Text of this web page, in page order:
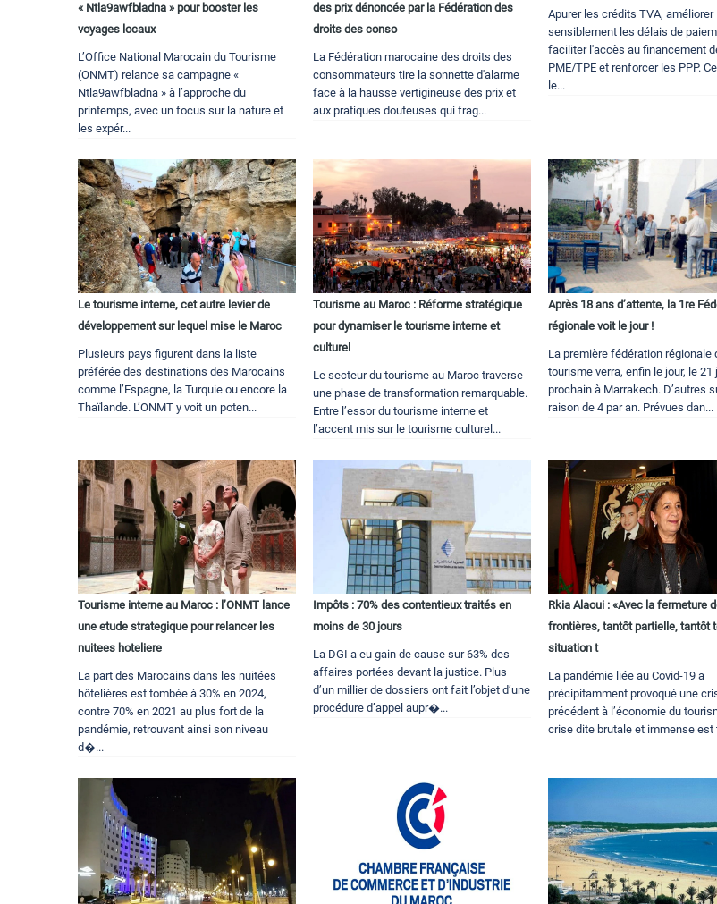
« Ntla9awfbladna » pour booster les
voyages locaux
L’Office National Marocain du Tourisme
(ONMT) relance sa campagne «
Ntla9awfbladna » à l’approche du
printemps, avec un focus sur la nature et
les expér...
des prix dénoncée par la Fédération des
droits des conso
La Fédération marocaine des droits des
consommateurs tire la sonnette d'alarme
face à la hausse vertigineuse des prix et
aux pratiques douteuses qui frag...
Apurer les crédits TVA, améliorer
sensiblement les délais de
faciliter l'accès au financement
PME/TPE et renforcer les PPP.
le...
Le tourisme interne, cet autre levier de
développement sur lequel mise le Maroc
Plusieurs pays figurent dans la liste
préférée des destinations des Marocains
comme l’Espagne, la Turquie ou encore la
Thaïlande. L’ONMT y voit un poten...
Tourisme au Maroc : Réforme stratégique
pour dynamiser le tourisme interne et
culturel
Le secteur du tourisme au Maroc traverse
une phase de transformation remarquable.
Entre l’essor du tourisme interne et
l’accent mis sur le tourisme culturel...
Après 18 ans d’attente, la 1re
régionale voit le jour !
La première fédération régionale
tourisme verra, enfin le jour, le 21
prochain à Marrakech. D’autres
raison de 4 par an. Prévues dan...
Tourisme interne au Maroc : l’ONMT lance
une etude strategique pour relancer les
nuitees hoteliere
La part des Marocains dans les nuitées
hôtelières est tombée à 30% en 2024,
contre 70% en 2021 au plus fort de la
pandémie, retrouvant ainsi son niveau
d�...
Impôts : 70% des contentieux traités en
moins de 30 jours
La DGI a eu gain de cause sur 63% des
affaires portées devant la justice. Plus
d’un millier de dossiers ont fait l’objet d’une
procédure d’appel aupr�...
Rkia Alaoui : «Avec la fermeture
frontières, tantôt partielle, tantôt
situation t
La pandémie liée au Covid-19 a
précipitamment provoqué une
précédent à l’économie du
crise dite brutale et immense est